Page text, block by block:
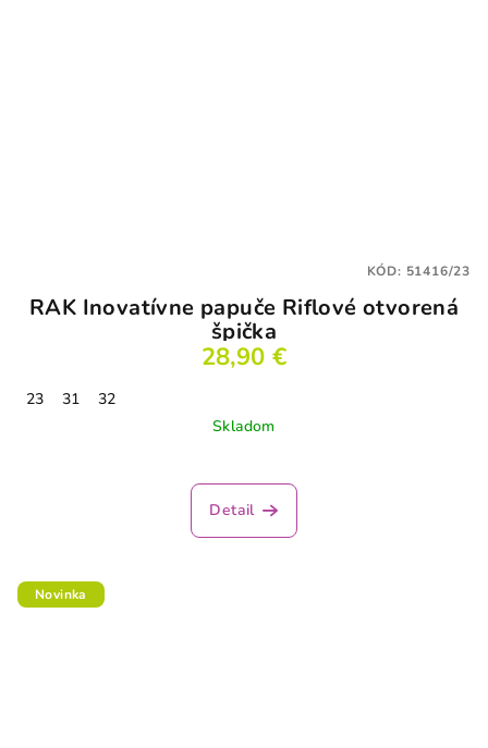
RAK Inovatívne papuče Riflové otvorená
špička
28,90 €
23 31
32
Skladom
Detail
KÓD: 51416/23
Novinka